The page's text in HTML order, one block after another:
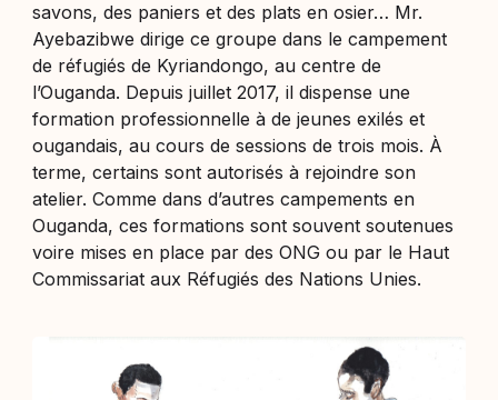
savons, des paniers et des plats en osier… Mr.
Ayebazibwe dirige ce groupe dans le campement
de réfugiés de Kyriandongo, au centre de
l’Ouganda. Depuis juillet 2017, il dispense une
formation professionnelle à de jeunes exilés et
ougandais, au cours de sessions de trois mois. À
terme, certains sont autorisés à rejoindre son
atelier. Comme dans d’autres campements en
Ouganda, ces formations sont souvent soutenues
voire mises en place par des ONG ou par le Haut
Commissariat aux Réfugiés des Nations Unies.